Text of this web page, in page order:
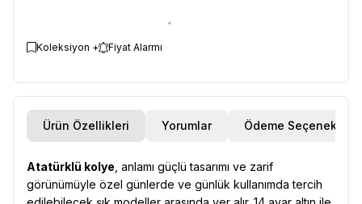
Koleksiyon + Fiyat Alarmı
Ürün Özellikleri Yorumlar Ödeme Seçenekleri
Atatürklü kolye , anlamı güçlü tasarımı ve zarif
görünümüyle özel günlerde ve günlük kullanımda tercih